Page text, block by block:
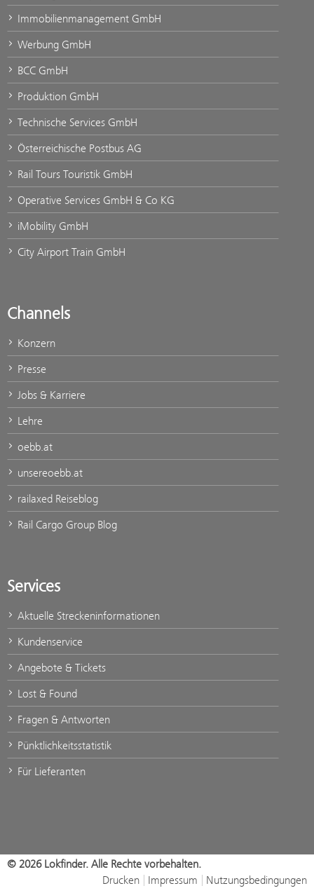
Immobilienmanagement GmbH
Werbung GmbH
BCC GmbH
Produktion GmbH
Technische Services GmbH
Österreichische Postbus AG
Rail Tours Touristik GmbH
Operative Services GmbH & Co KG
iMobility GmbH
City Airport Train GmbH
Channels
Konzern
Presse
Jobs & Karriere
Lehre
oebb.at
unsereoebb.at
railaxed Reiseblog
Rail Cargo Group Blog
Services
Aktuelle Streckeninformationen
Kundenservice
Angebote & Tickets
Lost & Found
Fragen & Antworten
Pünktlichkeitsstatistik
Für Lieferanten
© 2026 Lokfinder. Alle Rechte vorbehalten.
Drucken
Impressum Nutzungsbedingungen